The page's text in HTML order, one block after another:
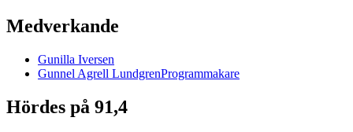
Medverkande
Gunilla Iversen
Gunnel Agrell LundgrenProgrammakare
Hördes på 91,4